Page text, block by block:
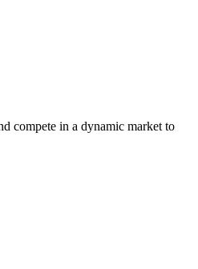
compete in a dynamic market to